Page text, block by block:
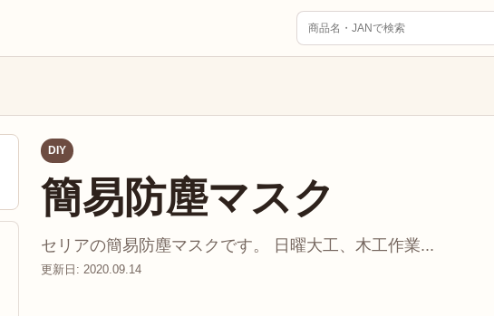
DIY
簡易防塵マスク
セリアの簡易防塵マスクです。 日曜大工、木工作業...
更新日: 2020.09.14